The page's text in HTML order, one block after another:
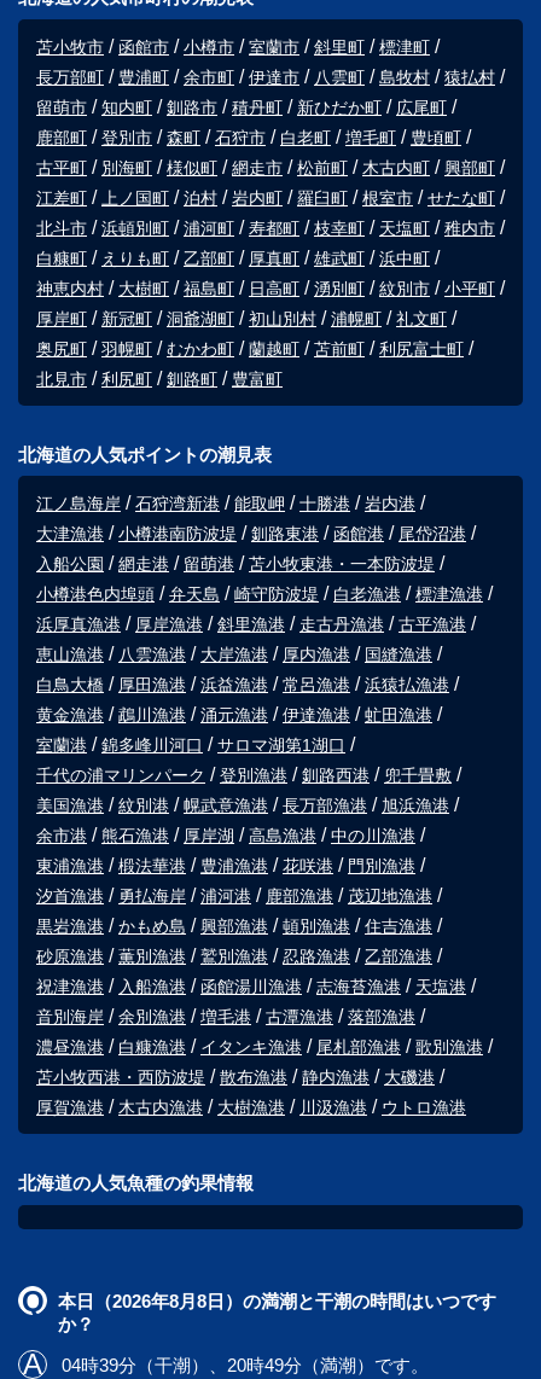
苫小牧市 函館市 小樽市 室蘭市 斜里町
標津町
長万部町
豊浦町 余市町 伊達市 八雲町 島牧村
猿払村
留萌市
知内町 釧路市 積丹町 新ひだか町
広尾町
鹿部町
登別市 森町 石狩市 白老町 増毛町
豊頃町
古平町
別海町 様似町 網走市 松前町 木古内町
興部町
江差町
上ノ国町 泊村 岩内町 羅臼町 根室市
せたな町
北斗市
浜頓別町 浦河町 寿都町 枝幸町 天塩町
稚内市
白糠町
えりも町 乙部町 厚真町 雄武町
浜中町
神恵内村
大樹町 福島町 日高町 湧別町 紋別市
小平町
厚岸町
新冠町 洞爺湖町 初山別村 浦幌町
礼文町
奥尻町
羽幌町 むかわ町 蘭越町 苫前町
利尻富士町
北見市
利尻町 釧路町 豊富町
北海道の人気ポイントの潮見表
江ノ島海岸 石狩湾新港 能取岬 十勝港
岩内港
大津漁港
小樽港南防波堤 釧路東港 函館港
尾岱沼港
入船公園
網走港 留萌港
苫小牧東港・一本防波堤
小樽港色内埠頭
弁天島 崎守防波堤 白老漁港
標津漁港
浜厚真漁港
厚岸漁港 斜里漁港 走古丹漁港
古平漁港
恵山漁港
八雲漁港 大岸漁港 厚内漁港
国縫漁港
白鳥大橋
厚田漁港 浜益漁港 常呂漁港
浜猿払漁港
黄金漁港
鵡川漁港 涌元漁港 伊達漁港
虻田漁港
室蘭港
錦多峰川河口
サロマ湖第1湖口
千代の浦マリンパーク
登別漁港 釧路西港
兜千畳敷
美国漁港
紋別港 幌武意漁港 長万部漁港
旭浜漁港
余市港
熊石漁港 厚岸湖 高島漁港
中の川漁港
東浦漁港
椴法華港 豊浦漁港 花咲港
門別漁港
汐首漁港
勇払海岸 浦河港 鹿部漁港
茂辺地漁港
黒岩漁港
かもめ島 興部漁港 頓別漁港
住吉漁港
砂原漁港
薫別漁港 鷲別漁港 忍路漁港
乙部漁港
祝津漁港
入船漁港 函館湯川漁港 志海苔漁港
天塩港
音別海岸
余別漁港 増毛港 古潭漁港
落部漁港
濃昼漁港
白糠漁港 イタンキ漁港 尾札部漁港
歌別漁港
苫小牧西港・西防波堤
散布漁港 静内漁港
大磯港
厚賀漁港
木古内漁港 大樹漁港 川汲漁港 ウトロ漁港
北海道の人気魚種の釣果情報
本日（2026年8月8日）の満潮と干潮の時間はいつです
か？
04時39分（干潮）、20時49分（満潮）です。